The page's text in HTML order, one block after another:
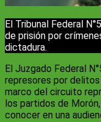
El Tribunal Federal
de prisión por
dictadura.
El Juzgado Federal
represores por delitos
marco del circuito
los partidos de
conocer en una